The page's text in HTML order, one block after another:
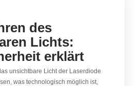
des
Lichts:
erklärt
unsichtbare Licht der Laserdiode
was technologisch möglich ist,